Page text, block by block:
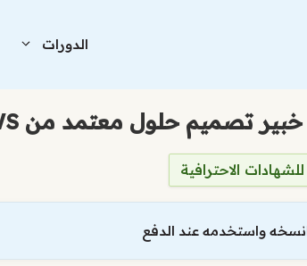
الدورات
للشهادات الاحترافية
واستخدمه عند الدفع